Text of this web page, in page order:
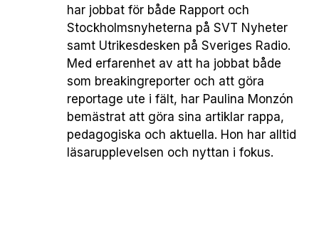
har jobbat för både Rapport och
Stockholmsnyheterna på SVT Nyheter
samt Utrikesdesken på Sveriges Radio.
Med erfarenhet av att ha jobbat både
som breakingreporter och att göra
reportage ute i fält, har Paulina Monzón
bemästrat att göra sina artiklar rappa,
pedagogiska och aktuella. Hon har alltid
läsarupplevelsen och nyttan i fokus.